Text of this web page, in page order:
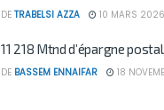
DE TRABELSI AZZA 10 MARS 2026
11 218 Mtnd d’épargne
DE BASSEM ENNAIFAR 18